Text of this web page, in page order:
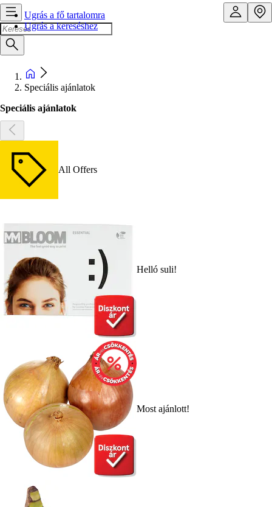
Ugrás a fő tartalomra
Ugrás a kereséshez
Speciális ajánlatok
Speciális ajánlatok
All Offers
Helló suli!
Most ajánlott!